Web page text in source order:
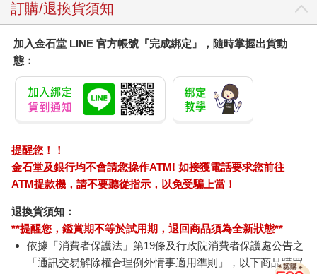
訂購/退換貨須知
加入金石堂 LINE 官方帳號『完成綁定』，隨時掌握出貨動
態：
提醒您！！
金石堂及銀行均不會請您操作ATM! 如接獲電話要求您前往
ATM提款機，請不要聽從指示，以免受騙上當！
退換貨須知：
**提醒您，鑑賞期不等於試用期，退回商品須為全新狀態**
依據「消費者保護法」第19條及行政院消費者保護處公告之
「通訊交易解除權合理例外情事適用準則」，以下商品購買